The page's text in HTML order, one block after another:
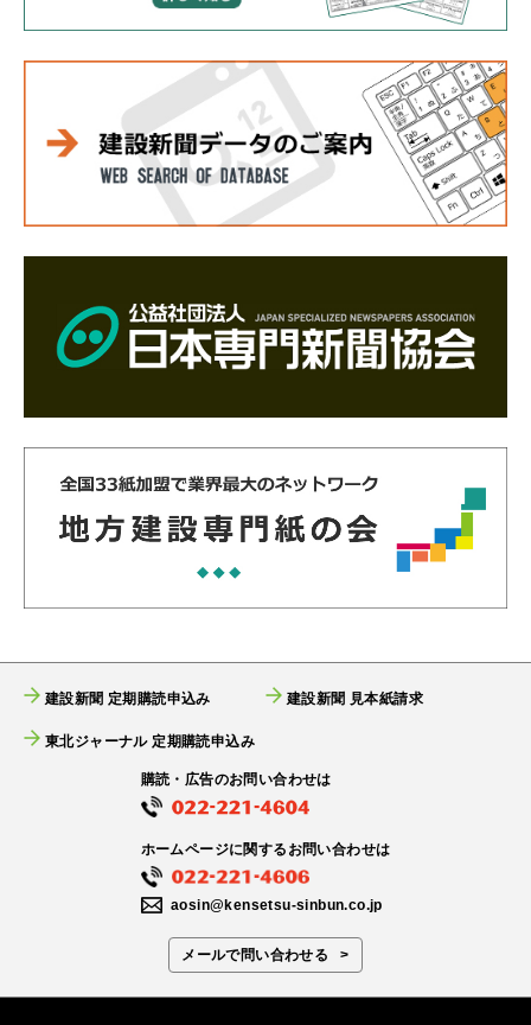
建設新聞 定期購読申込み 建設新聞 見本紙請求
東北ジャーナル 定期購読申込み
購読・広告のお問い合わせは
ホームページに関するお問い合わせは
aosin@kensetsu-sinbun.co.jp
メールで問い合わせる